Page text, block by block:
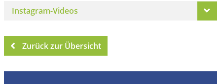
Instagram-Videos
Zurück zur Übersicht